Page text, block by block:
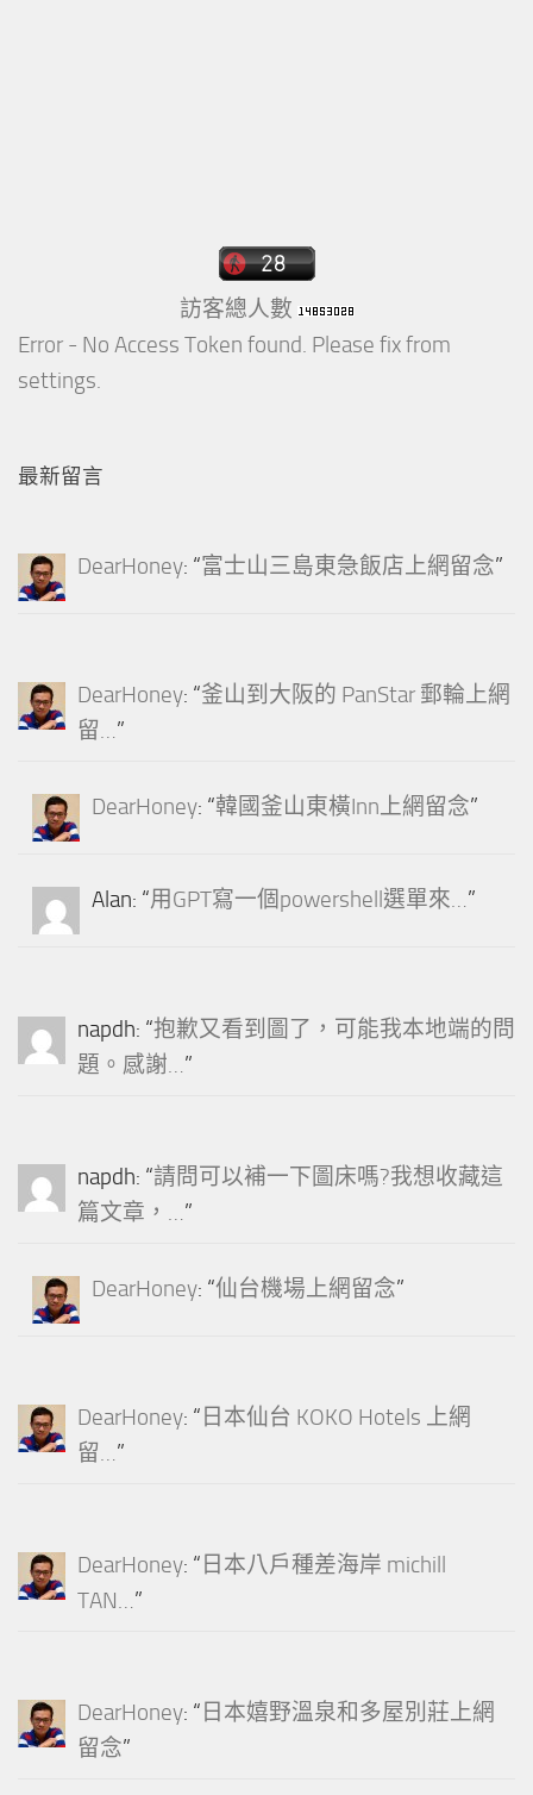
訪客總人數
Error - No Access Token found. Please fix from
settings.
最新留言
DearHoney: “富士山三島東急飯店上網留念”
DearHoney: “釜山到大阪的 PanStar 郵輪上網
留…”
DearHoney: “韓國釜山東橫Inn上網留念”
Alan: “用GPT寫一個powershell選單來…”
napdh: “抱歉又看到圖了，可能我本地端的問
題。感謝…”
napdh: “請問可以補一下圖床嗎?我想收藏這
篇文章，…”
DearHoney: “仙台機場上網留念”
DearHoney: “ 日本仙台 KOKO Hotels 上網
留…”
DearHoney: “ 日本八戶種差海岸 michill
TAN…”
DearHoney: “ 日本嬉野溫泉和多屋別莊上網
留念”